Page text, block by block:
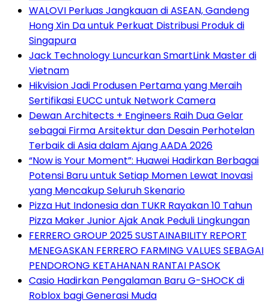
WALOVI Perluas Jangkauan di ASEAN, Gandeng
Hong Xin Da untuk Perkuat Distribusi Produk di
Singapura
Jack Technology Luncurkan SmartLink Master di
Vietnam
Hikvision Jadi Produsen Pertama yang Meraih
Sertifikasi EUCC untuk Network Camera
Dewan Architects + Engineers Raih Dua Gelar
sebagai Firma Arsitektur dan Desain Perhotelan
Terbaik di Asia dalam Ajang AADA 2026
“Now is Your Moment”: Huawei Hadirkan Berbagai
Potensi Baru untuk Setiap Momen Lewat Inovasi
yang Mencakup Seluruh Skenario
Pizza Hut Indonesia dan TUKR Rayakan 10 Tahun
Pizza Maker Junior Ajak Anak Peduli Lingkungan
FERRERO GROUP 2025 SUSTAINABILITY REPORT
MENEGASKAN FERRERO FARMING VALUES SEBAGAI
PENDORONG KETAHANAN RANTAI PASOK
Casio Hadirkan Pengalaman Baru G-SHOCK di
Roblox bagi Generasi Muda